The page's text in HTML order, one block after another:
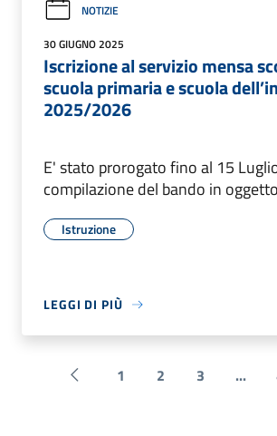
NOTIZIE
30 GIUGNO 2025
Iscrizione al servizio mensa
scuola primaria e scuola
2025/2026
E' stato prorogato fino al 15
compilazione del bando in
Istruzione
LEGGI DI PIÙ
Pagina precedente
1 2 3 ...